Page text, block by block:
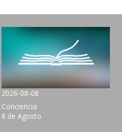
2026-08-08
Conciencia
8 de Agosto